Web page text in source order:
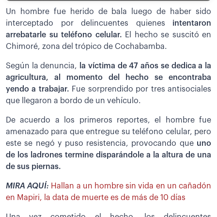
Un hombre fue herido de bala luego de haber sido
interceptado por delincuentes quienes intentaron
arrebatarle su teléfono celular. El hecho se suscitó en
Chimoré, zona del trópico de Cochabamba.
Según la denuncia,
la víctima de 47 años se dedica a la
agricultura, al momento del hecho se encontraba
yendo a trabajar. Fue sorprendido por tres antisociales
que llegaron a bordo de un vehículo.
De acuerdo a los primeros reportes, el hombre fue
amenazado para que entregue su teléfono celular, pero
este se negó y puso resistencia, provocando que uno
de los ladrones termine disparándole a la altura de una
de sus piernas.
MIRA AQUÍ: Hallan a un hombre sin vida en un cañadón
en Mapiri, la data de muerte es de más de 10 días